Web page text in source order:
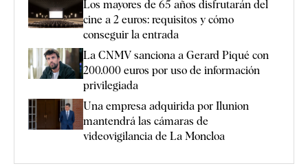
Los mayores de 65 años disfrutarán del
cine a 2 euros: requisitos y cómo
conseguir la entrada
La CNMV sanciona a Gerard Piqué con
200.000 euros por uso de información
privilegiada
Una empresa adquirida por Ilunion
mantendrá las cámaras de
videovigilancia de La Moncloa